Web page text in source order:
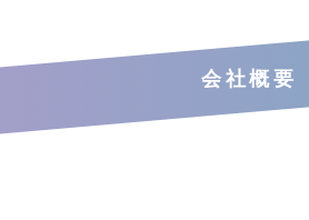
会社概要